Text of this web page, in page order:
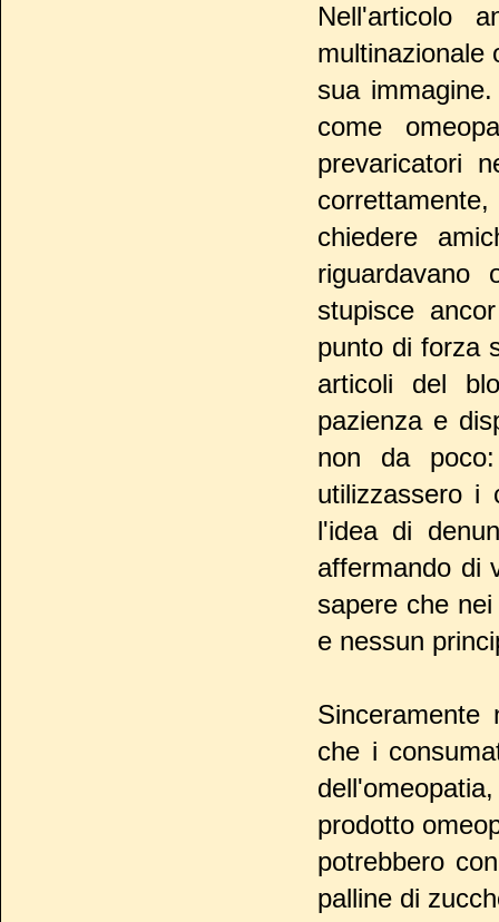
Nell'articolo
multinazionale
sua
come
prevaricatori
chiedere
stupisce
punto di forza
articoli del
pazienza e
non da
utilizzassero i
l'idea di
affermando di
sapere che
e nessun
Sinceramente
che i
prodotto
potrebbero
palline di